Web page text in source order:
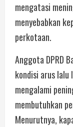
mengatasi
menyebabkan
perkotaan.
Anggota DPRD
kondisi arus
mengalami
membutuhkan
Menurutnya,